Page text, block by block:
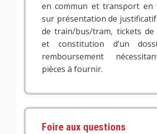
en commun et transport en
sur présentation de
de train/bus/tram, tickets de
et constitution d’un
remboursement
pièces à fournir.
Foire aux questions